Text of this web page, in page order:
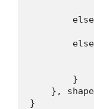
        }
},
}